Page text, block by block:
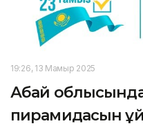
19:26, 13 Мамыр 2025
Абай
пирамидасын